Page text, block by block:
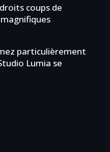
coups de
particulièrement
Lumia se